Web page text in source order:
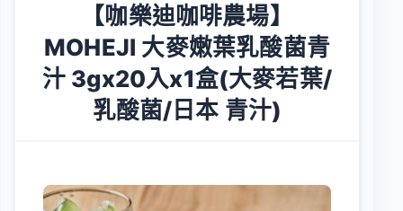
【咖樂迪咖啡農場】
MOHEJI 大麥嫩葉乳酸菌青
汁 3gx20入x1盒(大麥若葉/
乳酸菌/日本 青汁)